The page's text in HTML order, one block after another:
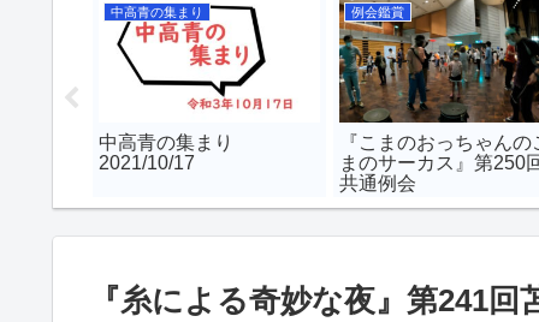
中高青の集まり
中高青の集まり
2021/10/17
例会鑑賞
『こまのおっちゃんの
まのサーカス』第250
共通例会
『糸による奇妙な夜』第241